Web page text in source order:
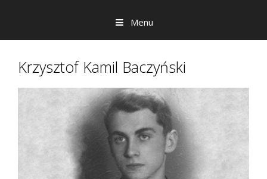
Menu
Krzysztof Kamil Baczyński